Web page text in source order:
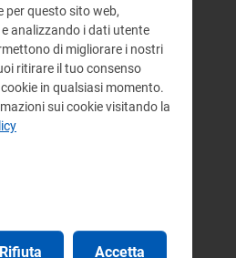
per questo sito web,
analizzando i dati utente
di migliorare i nostri
ritirare il tuo consenso
in qualsiasi momento.
sui cookie visitando la
Rifiuta Accetta